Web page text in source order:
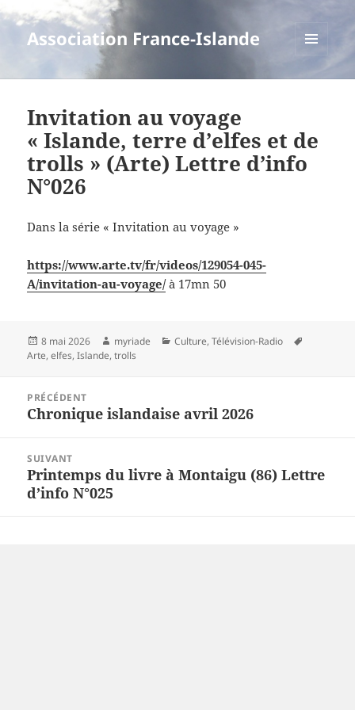
Association France-Islande
Invitation au voyage
« Islande, terre d’elfes et de
trolls » (Arte) Lettre d’info
N°026
Dans la série « Invitation au voyage »
https://www.arte.tv/fr/videos/129054-045-
A/invitation-au-voyage/à 17mn 50
Publié
le
8 mai 2026 Auteur
myriade Catégories
Culture,Télévision-Radio
Arte,elfes,Islande,trolls
l’article
PRÉCÉDENT
Article
Chronique islandaise avril 2026
SUIVANT
Article
suivant :
Printemps du livre à Montaigu (86) Lettre
d’info N°025